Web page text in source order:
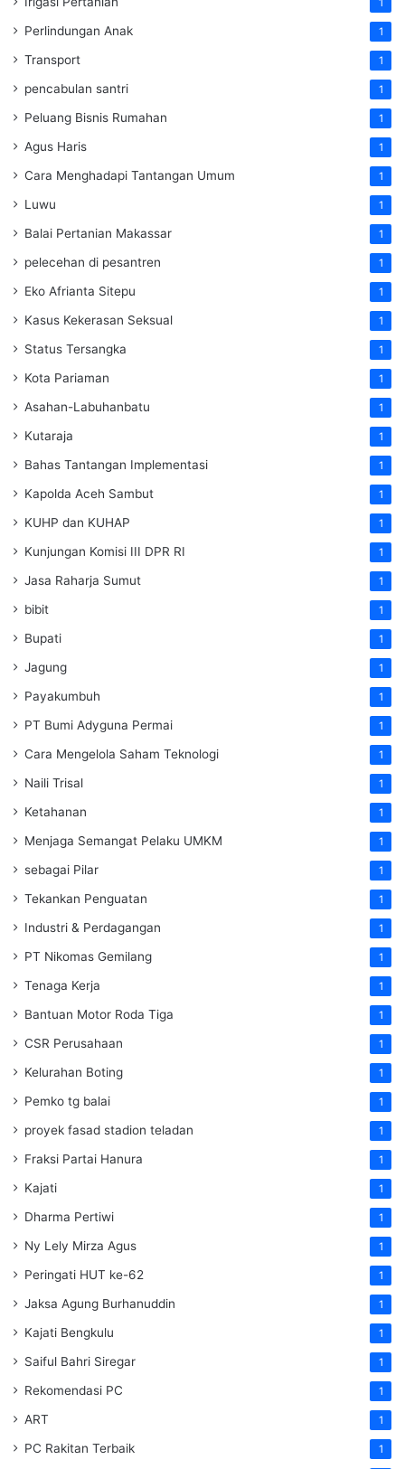
1
Perlindungan Anak 1
Transport 1
pencabulan santri 1
Peluang Bisnis Rumahan 1
Agus Haris 1
Cara Menghadapi Tantangan Umum 1
Luwu 1
Balai Pertanian Makassar 1
pelecehan di pesantren 1
Eko Afrianta Sitepu 1
Kasus Kekerasan Seksual 1
Status Tersangka 1
Kota Pariaman 1
Asahan-Labuhanbatu 1
Kutaraja 1
Bahas Tantangan Implementasi 1
Kapolda Aceh Sambut 1
KUHP dan KUHAP 1
Kunjungan Komisi III DPR RI 1
Jasa Raharja Sumut 1
bibit 1
Bupati 1
Jagung 1
Payakumbuh 1
PT Bumi Adyguna Permai 1
Cara Mengelola Saham Teknologi 1
Naili Trisal 1
Ketahanan 1
Menjaga Semangat Pelaku UMKM 1
sebagai Pilar 1
Tekankan Penguatan 1
Industri & Perdagangan 1
PT Nikomas Gemilang 1
Tenaga Kerja 1
Bantuan Motor Roda Tiga 1
CSR Perusahaan 1
Kelurahan Boting 1
Pemko tg balai 1
proyek fasad stadion teladan 1
Fraksi Partai Hanura 1
Kajati 1
Dharma Pertiwi 1
Ny Lely Mirza Agus 1
Peringati HUT ke-62 1
Jaksa Agung Burhanuddin 1
Kajati Bengkulu 1
Saiful Bahri Siregar 1
Rekomendasi PC 1
ART 1
PC Rakitan Terbaik 1